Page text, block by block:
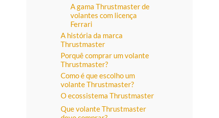
A gama Thrustmaster de
volantes com licença
Ferrari
A história da marca
Thrustmaster
Porquê comprar um volante
Thrustmaster?
Como é que escolho um
volante Thrustmaster?
O ecossistema Thrustmaster
Que volante Thrustmaster